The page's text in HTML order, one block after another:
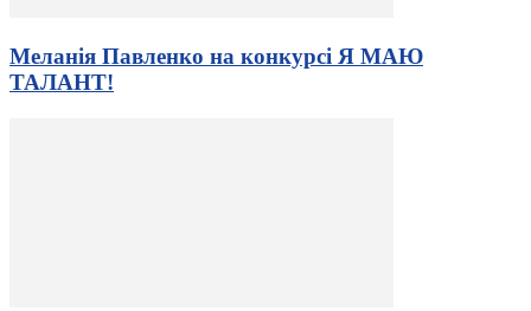
Меланія Павленко на конкурсі Я МАЮ
ТАЛАНТ!